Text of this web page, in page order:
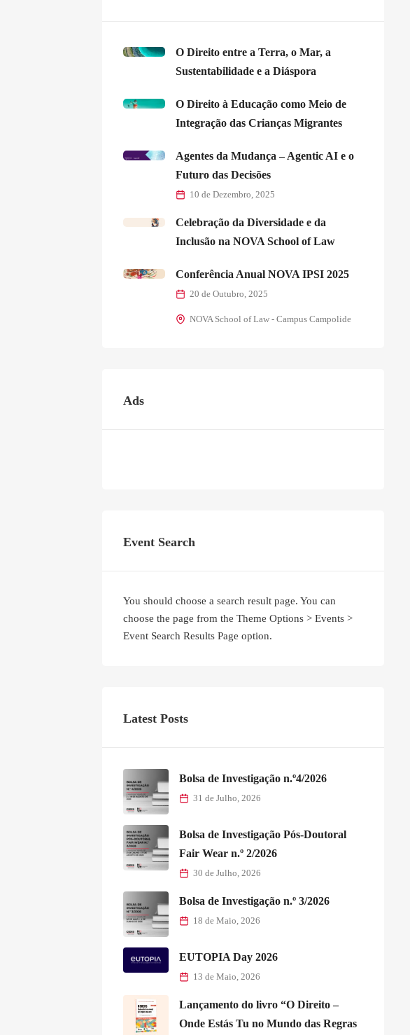
O Direito entre a Terra, o Mar, a
Sustentabilidade e a Diáspora
O Direito à Educação como Meio de
Integração das Crianças Migrantes
Agentes da Mudança – Agentic AI e o
Futuro das Decisões
10 de Dezembro, 2025
Celebração da Diversidade e da
Inclusão na NOVA School of Law
Conferência Anual NOVA IPSI 2025
20 de Outubro, 2025
NOVA School of Law - Campus Campolide
Ads
Event Search
You should choose a search result page. You can
choose the page from the Theme Options > Events >
Event Search Results Page option.
Latest Posts
Bolsa de Investigação n.º4/2026
31 de Julho, 2026
Bolsa de Investigação Pós-Doutoral
Fair Wear n.º 2/2026
30 de Julho, 2026
Bolsa de Investigação n.º 3/2026
18 de Maio, 2026
EUTOPIA Day 2026
13 de Maio, 2026
Lançamento do livro “O Direito –
Onde Estás Tu no Mundo das Regras